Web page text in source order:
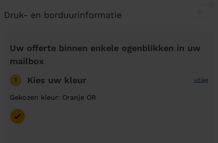
Druk- en borduurinformatie
Uw offerte binnen enkele ogenblikken in uw
mailbox
1 Kies uw kleur uitleg
Gekozen kleur: Oranje OR